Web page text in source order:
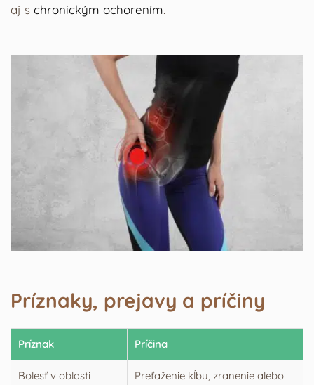
aj s chronickým ochorením.
Príznaky, prejavy a príčiny
Príznak Príčina
Bolesť v oblasti
Preťaženie kĺbu, zranenie alebo